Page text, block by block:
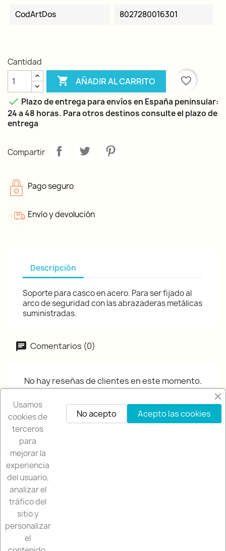
CodArtDos
8027280016301
Cantidad
 AÑADIR AL CARRITO
favorite_border
 Plazo de entrega para envíos en España peninsular:
24 a 48 horas. Para otros destinos consulte el plazo de
entrega
Compartir
Pago seguro
Envío y devolución
Descripción
Soporte para casco en acero. Para ser fijado al
arco de seguridad con las abrazaderas metálicas
suministradas.
Comentarios (0)
No hay reseñas de clientes en este momento.
NUESTRA EMPRESA
NUESTRA TIENDA
SU CUENTA
Usamos
cookies de
terceros
para
mejorar la
experiencia
del usuario,
analizar el
tráfico del
sitio y
personalizar
el
Acepto las cookies
No acepto